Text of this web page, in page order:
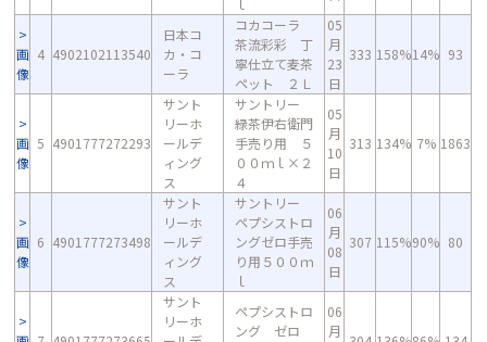
ｌ
画
像
4 4902102113540
日本コ
カ・コ
ーラ
コカコーラ
茶流彩彩 丁
寧仕立て麦茶
ペット ２Ｌ
05
月
23
日
333 158%14% 93
画
像
5 4901777272293
サント
リーホ
ールデ
ィング
ス
サントリー
緑茶伊右衛門
手売り用 ５
００ｍｌ×２
４
05
月
10
日
313 134% 7% 1863
画
像
6 4901777273498
サント
リーホ
ールデ
ィング
ス
サントリー
ペプシストロ
ングゼロ手売
り用５００ｍ
ｌ
06
月
08
日
307 115%90% 80
サント
リーホ
ペプシストロ
ング ゼロ
06
月